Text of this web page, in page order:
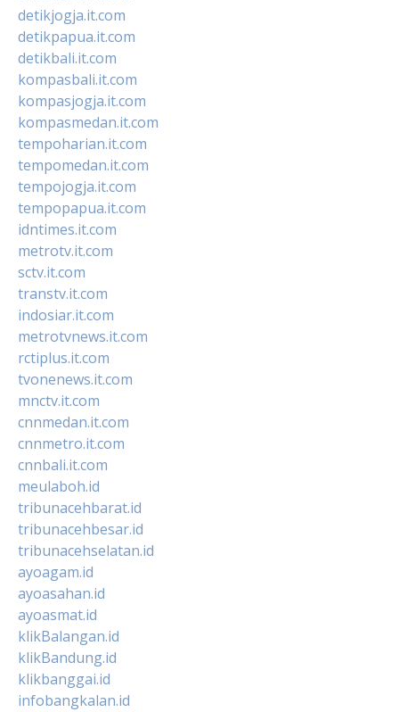
detikjogja.it.com
detikpapua.it.com
detikbali.it.com
kompasbali.it.com
kompasjogja.it.com
kompasmedan.it.com
tempoharian.it.com
tempomedan.it.com
tempojogja.it.com
tempopapua.it.com
idntimes.it.com
metrotv.it.com
sctv.it.com
transtv.it.com
indosiar.it.com
metrotvnews.it.com
rctiplus.it.com
tvonenews.it.com
mnctv.it.com
cnnmedan.it.com
cnnmetro.it.com
cnnbali.it.com
meulaboh.id
tribunacehbarat.id
tribunacehbesar.id
tribunacehselatan.id
ayoagam.id
ayoasahan.id
ayoasmat.id
klikBalangan.id
klikBandung.id
klikbanggai.id
infobangkalan.id